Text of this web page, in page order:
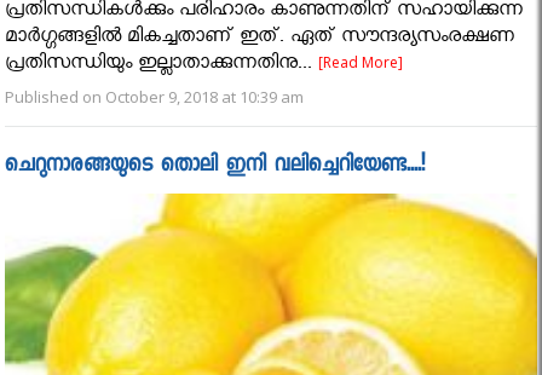
പ്രതിസന്ധികള്‍ക്കും പരിഹാരം കാണുന്നതിന് സഹായിക്കുന്ന
മാര്‍ഗ്ഗങ്ങളില്‍ മികച്ചതാണ് ഇത്. ഏത് സൗന്ദര്യസംരക്ഷണ
പ്രതിസന്ധിയും ഇല്ലാതാക്കുന്നതിനു...[Read More]
Published on October 9, 2018 at 10:39 am
ചെറുനാരങ്ങയുടെ തൊലി ഇനി വലിച്ചെറിയേണ്ട....!